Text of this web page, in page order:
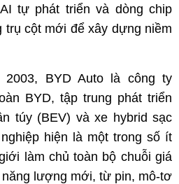
tự phát triển và dòng chip
trụ cột mới để xây dựng niềm
BYD Auto là công ty
BYD, tập trung phát triển
túy (BEV) và xe hybrid sạc
hiện là một trong số ít
làm chủ toàn bộ chuỗi giá
lượng mới, từ pin, mô-tơ